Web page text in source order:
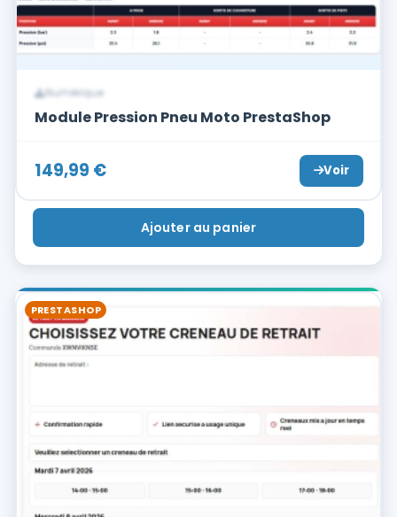
Numérique
Module Pression Pneu Moto PrestaShop
149,99 € Voir
Ajouter au panier
PRESTASHOP